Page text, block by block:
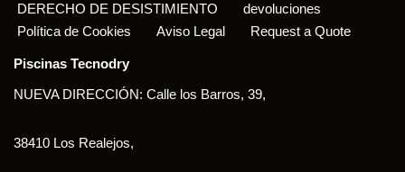
DERECHO DE DESISTIMIENTO
devoluciones
Política de Cookies
Aviso Legal Request a Quote
Piscinas Tecnodry
NUEVA DIRECCIÓN: Calle los Barros, 39,
38410 Los Realejos,